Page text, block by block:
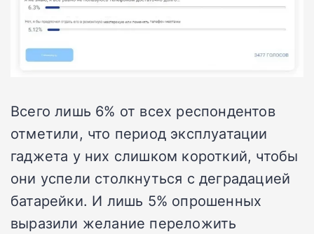
Всего лишь 6% от всех респондентов
отметили, что период эксплуатации
гаджета у них слишком короткий, чтобы
они успели столкнуться с деградацией
батарейки. И лишь 5% опрошенных
выразили желание переложить